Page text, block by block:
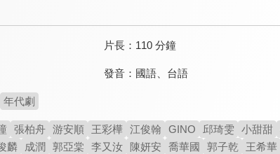
片長： 110 分鐘
發音： 國語、 台語
年代劇
張柏舟 游安順 王彩樺 江俊翰 GINO 邱琦雯 小甜甜
麟 成潤 郭亞棠 李又汝 陳妍安 喬華國 郭子乾 王希華